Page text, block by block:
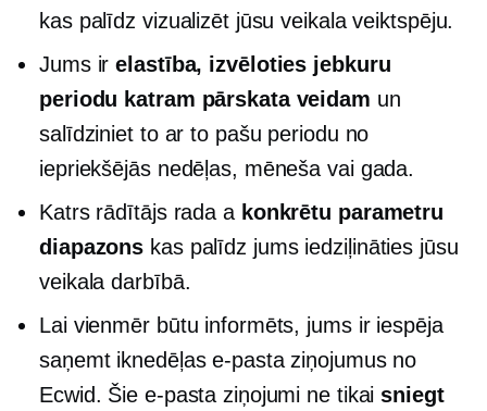
kas palīdz vizualizēt jūsu veikala veiktspēju.
Jums irelastība, izvēloties jebkuru
periodu katram pārskata veidam un
salīdziniet to ar to pašu periodu no
iepriekšējās nedēļas, mēneša vai gada.
Katrs rādītājs rada a konkrētu parametru
diapazons kas palīdz jums iedziļināties jūsu
veikala darbībā.
Lai vienmēr būtu informēts, jums ir iespēja
saņemt iknedēļas e-pasta ziņojumus no
Ecwid. Šie e-pasta ziņojumi ne tikaisniegt